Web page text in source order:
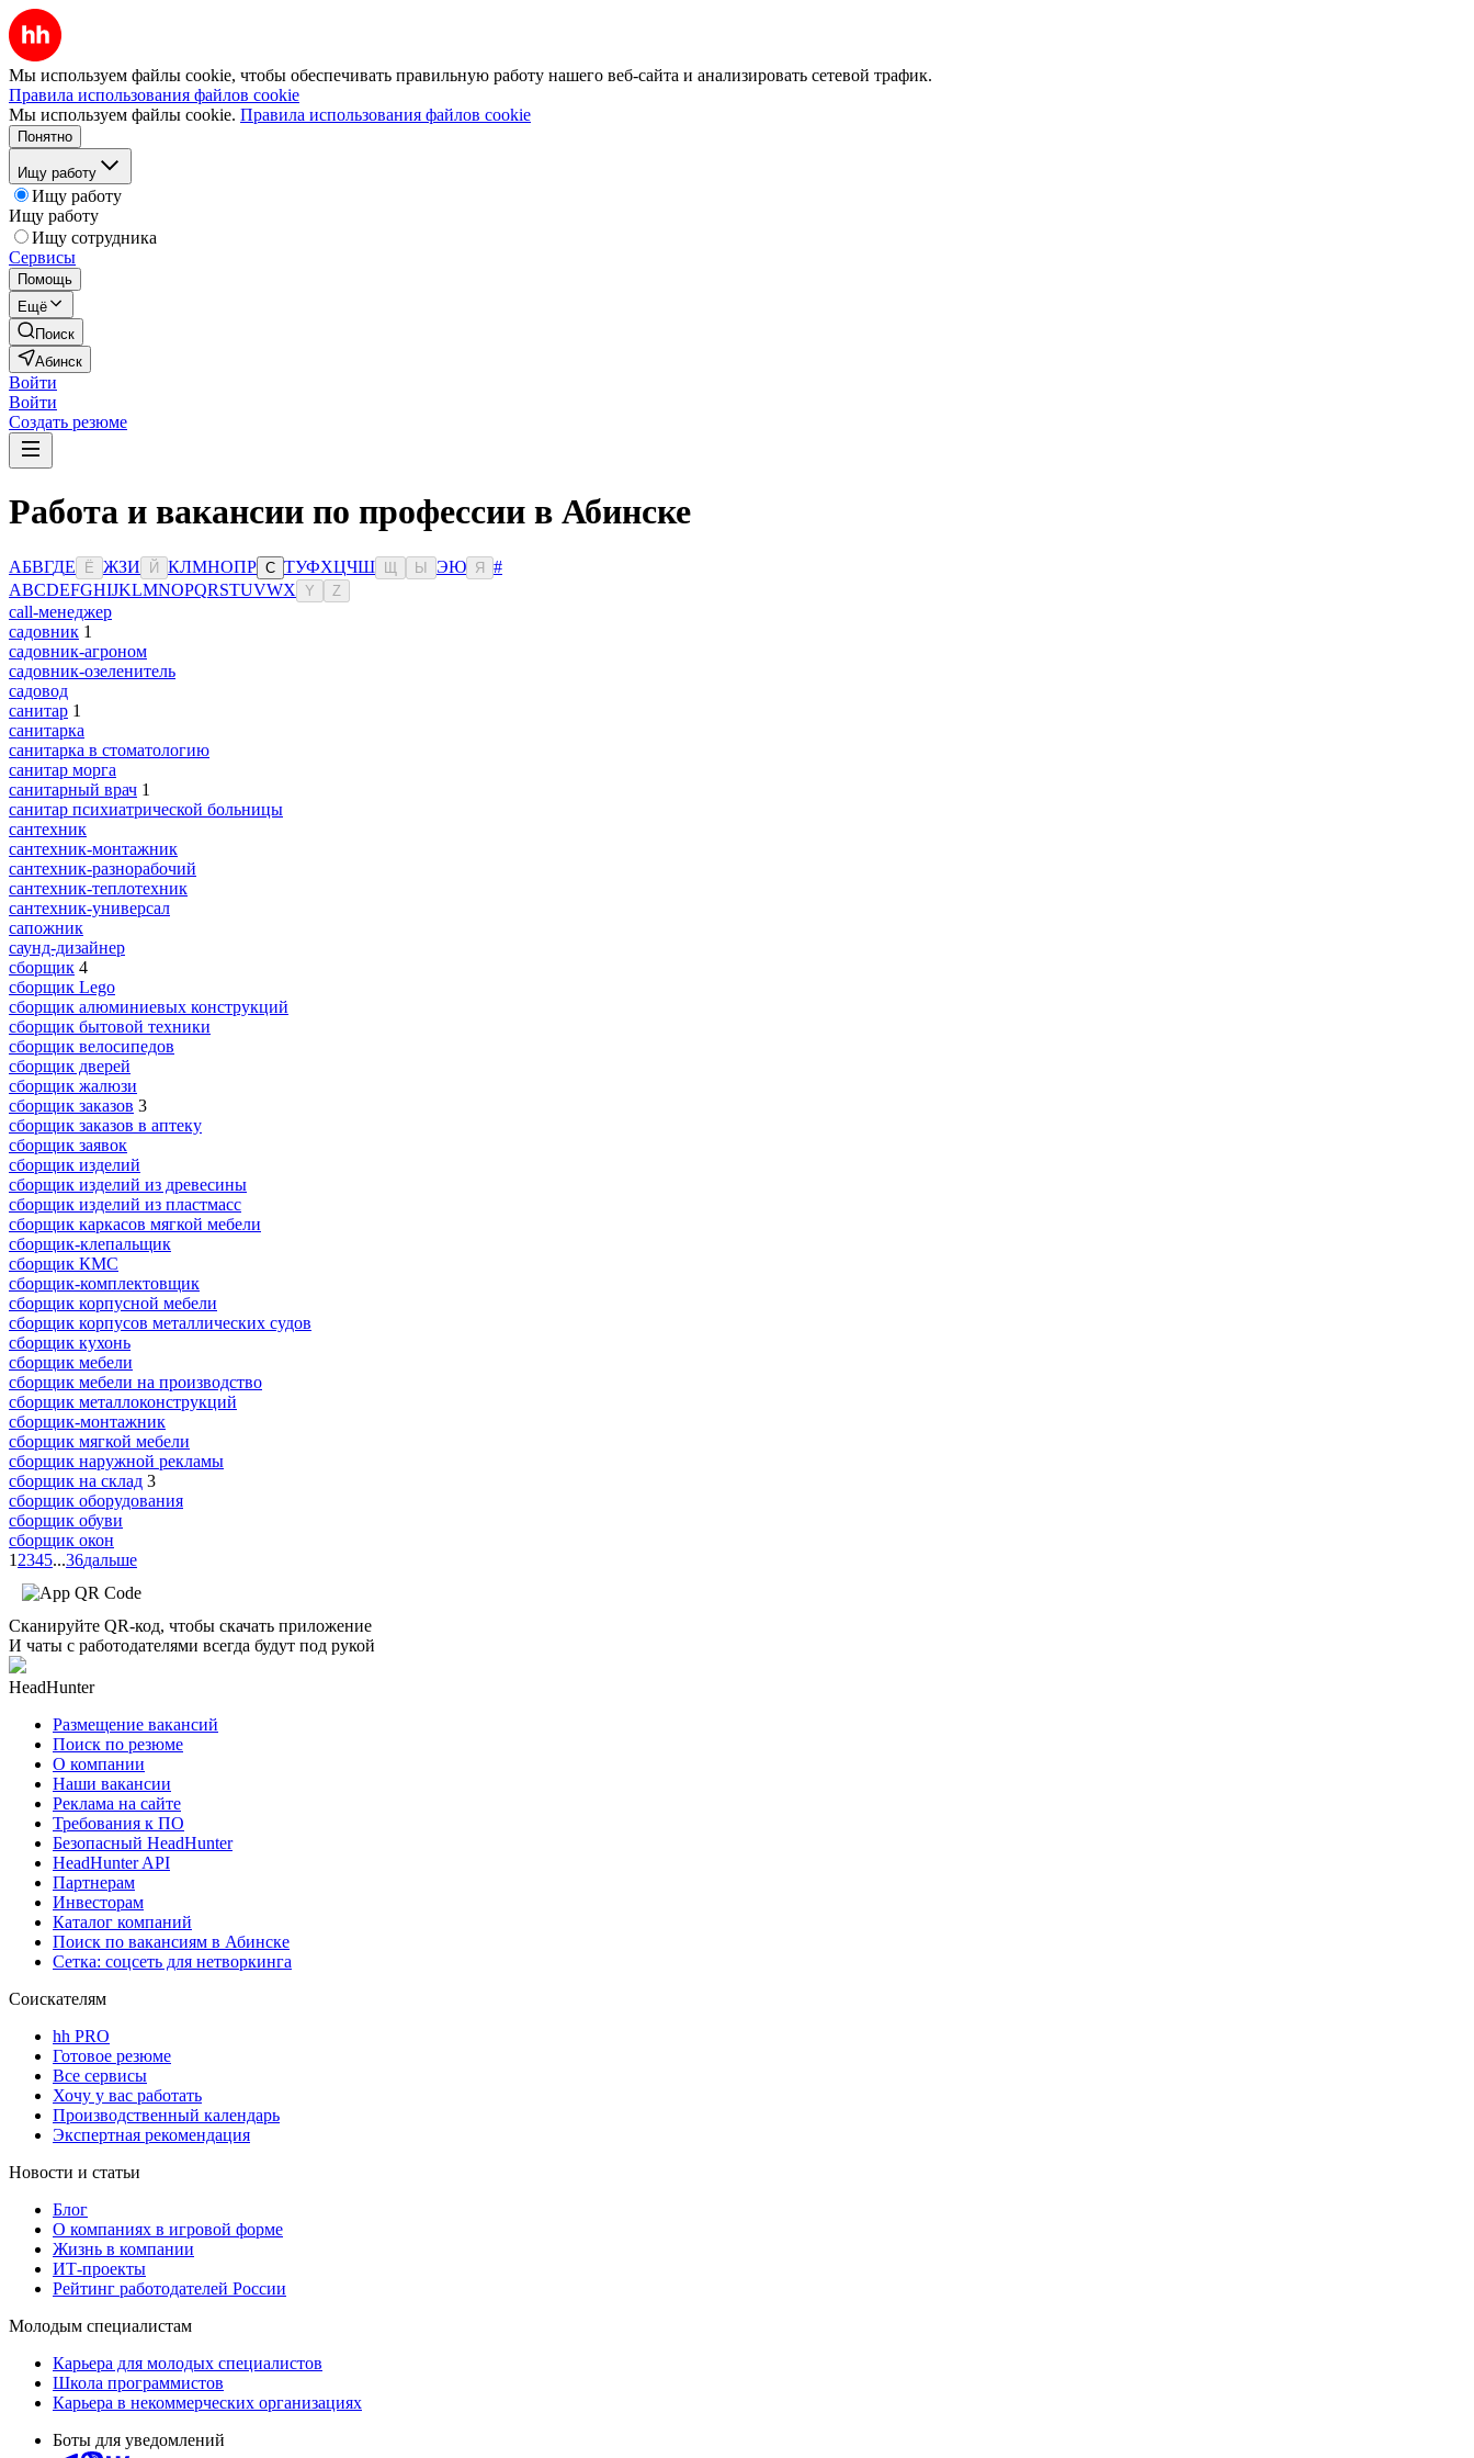
Мы используем файлы cookie, чтобы обеспечивать правильную работу нашего веб-сайта и анализировать сетевой трафик.
Правила использования файлов cookie
Мы используем файлы cookie. Правила использования файлов cookie
Понятно
Ищу работу
Ищу работу
Ищу работу
Ищу сотрудника
Сервисы
Помощь
Ещё
Поиск
Абинск
Войти
Войти
Создать резюме
Работа и вакансии по профессии в Абинске
АБВГДЕ Ё ЖЗИ Й КЛМНОПР С ТУФХЦЧШ Ы ЭЮ Я
#
ABCDEFGHIJKLMNOPQRSTUVWX Y Z
сall-менеджер
садовник 1
садовник-агроном
садовник-озеленитель
садовод
санитар 1
санитарка
санитарка в стоматологию
санитар морга
санитарный врач 1
санитар психиатрической больницы
сантехник
сантехник-монтажник
сантехник-разнорабочий
сантехник-теплотехник
сантехник-универсал
сапожник
саунд-дизайнер
сборщик 4
сборщик Lego
сборщик алюминиевых конструкций
сборщик бытовой техники
сборщик велосипедов
сборщик дверей
сборщик жалюзи
сборщик заказов 3
сборщик заказов в аптеку
сборщик заявок
сборщик изделий
сборщик изделий из древесины
сборщик изделий из пластмасс
сборщик каркасов мягкой мебели
сборщик-клепальщик
сборщик КМС
сборщик-комплектовщик
сборщик корпусной мебели
сборщик корпусов металлических судов
сборщик кухонь
сборщик мебели
сборщик мебели на производство
сборщик металлоконструкций
сборщик-монтажник
сборщик мягкой мебели
сборщик наружной рекламы
сборщик на склад 3
сборщик оборудования
сборщик обуви
сборщик окон
1 2345...36дальше
Сканируйте QR-код, чтобы скачать приложение
И чаты с работодателями всегда будут под рукой
HeadHunter
Размещение вакансий
Поиск по резюме
О компании
Наши вакансии
Реклама на сайте
Требования к ПО
Безопасный HeadHunter
HeadHunter API
Партнерам
Инвесторам
Каталог компаний
Поиск по вакансиям в Абинске
Сетка: соцсеть для нетворкинга
Соискателям
hh PRO
Готовое резюме
Все сервисы
Хочу у вас работать
Производственный календарь
Экспертная рекомендация
Новости и статьи
Блог
О компаниях в игровой форме
Жизнь в компании
ИТ-проекты
Рейтинг работодателей России
Молодым специалистам
Карьера для молодых специалистов
Школа программистов
Карьера в некоммерческих организациях
Боты для уведомлений